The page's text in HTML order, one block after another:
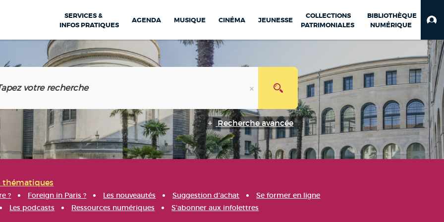
SERVICES &
INFOS PRATIQUES
AGENDA MUSIQUE CINÉMA JEUNESSE
COLLECTIONS
PATRIMONIALES
BIBLIOTHÈQUE
NUMÉRIQUE
Recherche avancée
thématiques
? Foreign in Paris ? Les nouveautés Suggestion d'achat
Se former en ligne
Les podcasts Ressources numériques S'abonner aux infolettres